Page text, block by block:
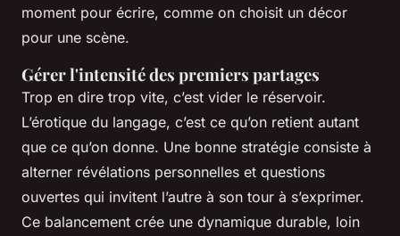
moment pour écrire, comme on choisit un décor
pour une scène.
Gérer l'intensité des premiers partages
Trop en dire trop vite, c’est vider le réservoir.
L’érotique du langage, c’est ce qu’on retient autant
que ce qu’on donne. Une bonne stratégie consiste à
alterner révélations personnelles et questions
ouvertes qui invitent l’autre à son tour à s’exprimer.
Ce balancement crée une dynamique durable, loin